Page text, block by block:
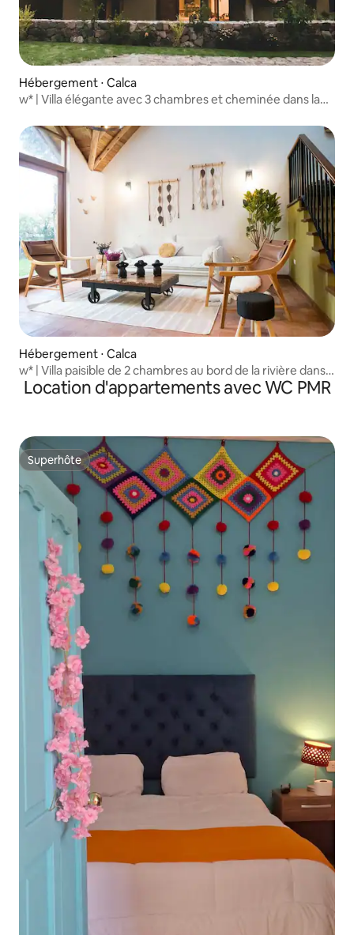
Hébergement ⋅ Calca
w* | Villa élégante avec 3 chambres et cheminée dans la
Hébergement ⋅ Calca
w* | Villa paisible de 2 chambres au bord de la rivière dans
la Vallée sacrée
Location d'appartements avec WC PMR
Superhôte
Superhôte